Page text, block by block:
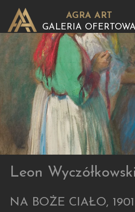
AGRA ART
GALERIA OFERTOWA
Leon Wyczółkowski
NA BOŻE CIAŁO, 1901